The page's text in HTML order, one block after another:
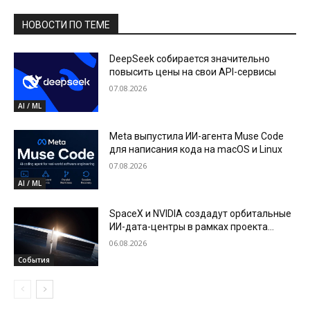
НОВОСТИ ПО ТЕМЕ
AI / ML
DeepSeek собирается значительно
повысить цены на свои API-сервисы
07.08.2026
AI / ML
Meta выпустила ИИ-агента Muse Code
для написания кода на macOS и Linux
07.08.2026
События
SpaceX и NVIDIA создадут орбитальные
ИИ-дата-центры в рамках проекта
Starmind
06.08.2026